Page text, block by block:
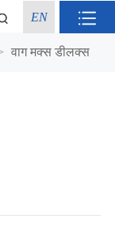
EN
वाग मक्स डीलक्स